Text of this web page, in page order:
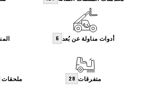
أدوات مناولة عن بُعد 6
متفرقات 28 ملحقات